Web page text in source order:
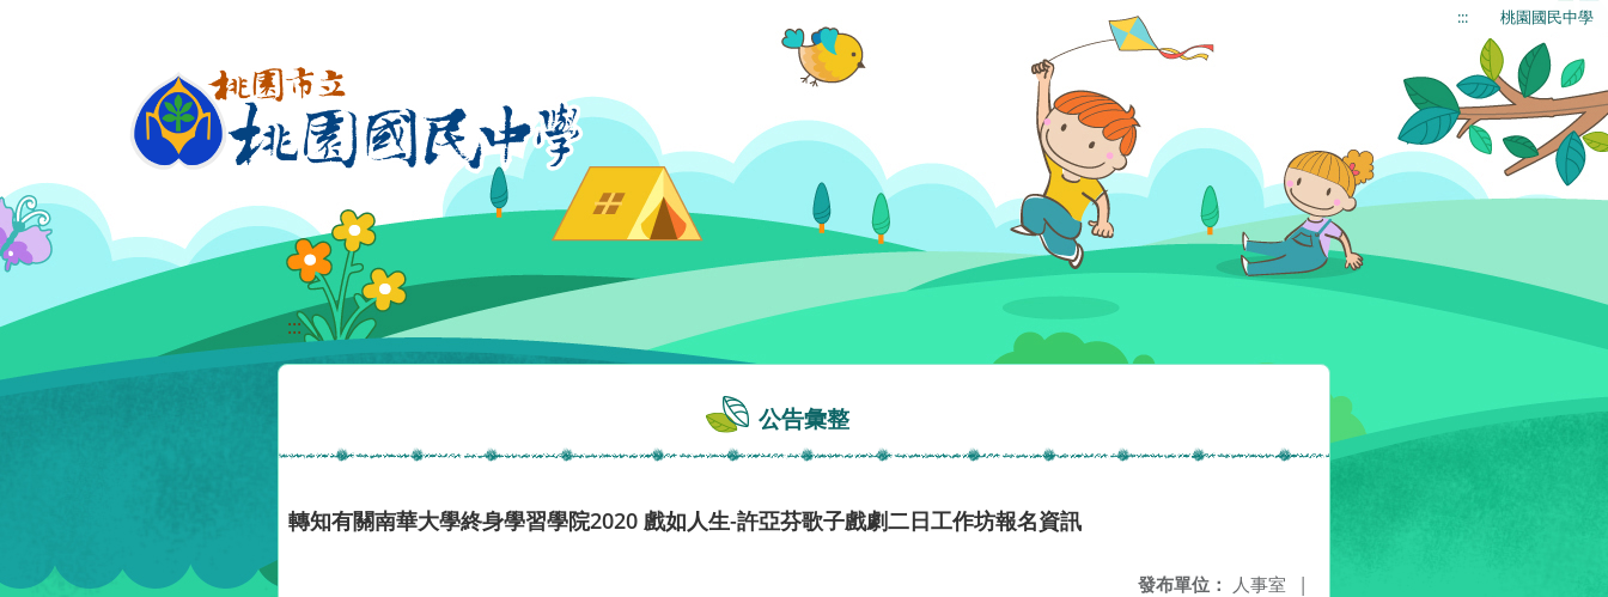
::: 桃園國民中學
:::
公告彙整
轉知有關南華大學終身學習學院2020 戲如人生-許亞芬歌子戲劇二日工作坊報名資訊
發布單位： 人事室 |